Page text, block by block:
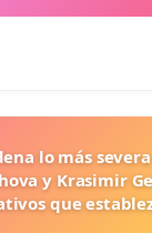
lo más
y Krasimir
que